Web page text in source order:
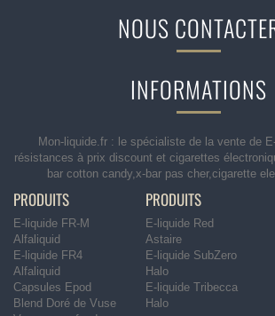
NOUS
INFORMATIONS
Mon-liquide.fr : le spécialiste de la vente de
résistances à prix discount et cigarettes
bar cotton candy,x-bar pas cher,cigarette
PRODUITS
E-liquide FR-M
Alfaliquid
E-liquide FR4
Alfaliquid
Capsules Epod
Blend Doré de Vuse
PRODUITS
E-liquide Red
Astaire
E-liquide SubZero
Halo
E-liquide Tribecca
Halo